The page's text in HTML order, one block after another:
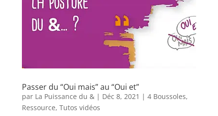
Passer du “Oui mais” au “Oui et”
par La Puissance du &| Déc 8, 2021 | 4 Boussoles,
Ressource, Tutos vidéos